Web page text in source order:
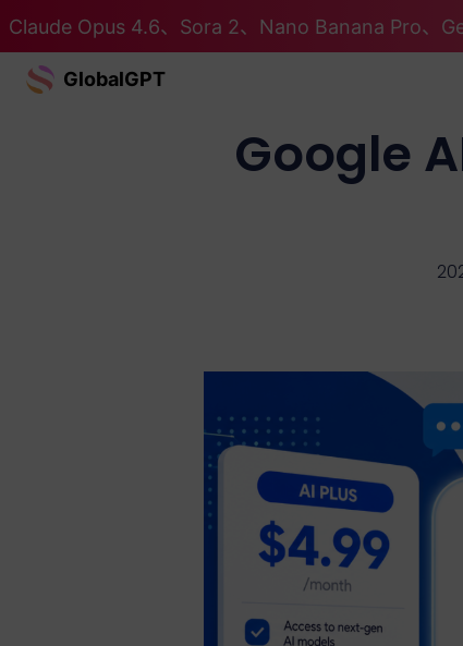
Claude Opus 4.6、Sora 2、Nano Banana Pro、
GlobalGPT
Google